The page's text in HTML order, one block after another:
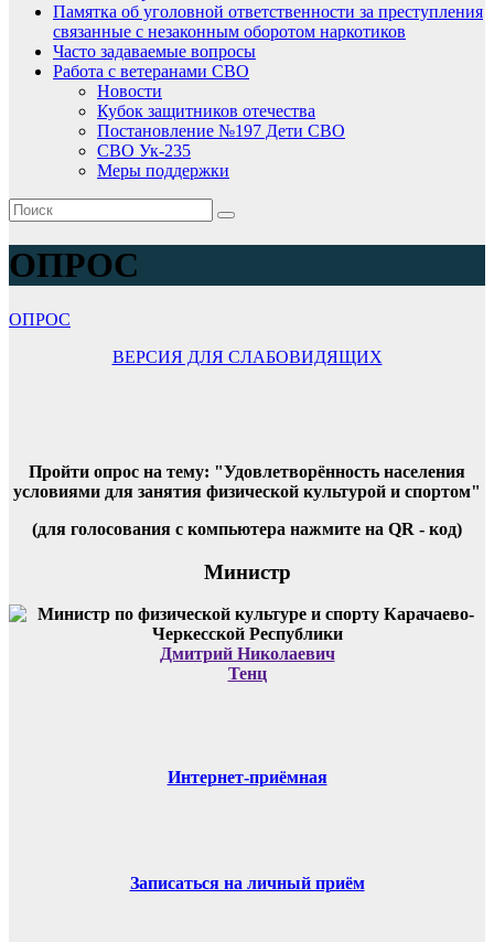
Памятка об уголовной ответственности за преступления
связанные с незаконным оборотом наркотиков
Часто задаваемые вопросы
Работа с ветеранами СВО
Новости
Кубок защитников отечества
Постановление №197 Дети СВО
СВО Ук-235
Меры поддержки
ОПРОС
ОПРОС
ВЕРСИЯ ДЛЯ СЛАБОВИДЯЩИХ
Пройти опрос на тему: "Удовлетворённость населения
условиями для занятия физической культурой и спортом"
(для голосования с компьютера нажмите на QR - код)
Министр
Дмитрий Николаевич
Тенц
Интернет-приёмная
Записаться на личный приём